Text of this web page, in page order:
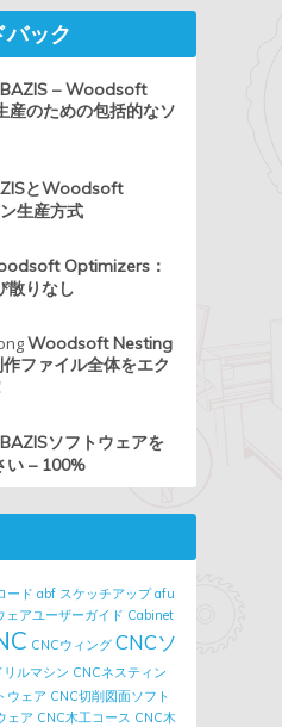
ック
BAZIS – Woodsoft
のための包括的なソ
とWoodsoft
生産方式
Optimizers：
散りなし
Woodsoft Nesting
ファイル全体をエク
BAZISソフトウェアを
い – 100%
ード abf スケッチアップ afu
ェアユーザーガイド Cabinet
CNCウィング CNCソ
リルマシン CNCネスティン
ウェア CNC切削図面ソフト
ェア CNC木工コース CNC木